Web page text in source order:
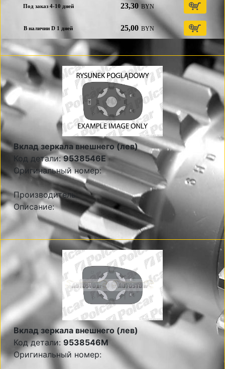
Под заказ 4-10 дней 23,30 BYN
В наличии D 1 дней 25,00 BYN
Вклад зеркала внешнего (лев)
Код детали:9538546E
Оригинальный номер:
Производитель:
Описание:
Вклад зеркала внешнего (лев)
Код детали: 9538546M
Оригинальный номер: